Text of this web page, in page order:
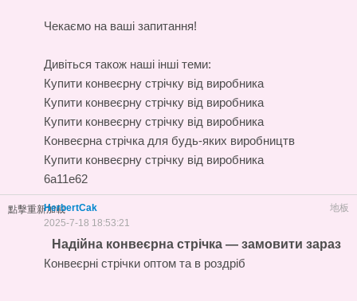
Чекаємо на ваші запитання!
Дивіться також наші інші теми:
Купити конвеєрну стрічку від виробника
Купити конвеєрну стрічку від виробника
Купити конвеєрну стрічку від виробника
Конвеєрна стрічка для будь-яких виробництв
Купити конвеєрну стрічку від виробника
6a11e62
點擊重新加載 地板
HerbertCak
2025-7-18 18:53:21
Надійна конвеєрна стрічка — замовити зараз
Конвеєрні стрічки оптом та в роздріб